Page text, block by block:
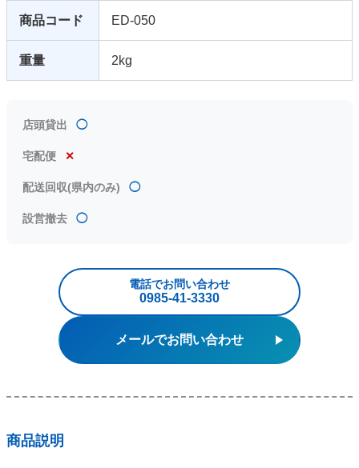
商品コード ED-050
重量 2kg
店頭貸出 ◯
宅配便 ✕
配送回収(県内のみ) ◯
設営撤去 ◯
電話でお問い合わせ
0985‐41‐3330
メールでお問い合わせ
商品説明